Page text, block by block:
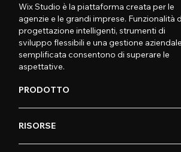
Wix Studio è la piattaforma creata per le
agenzie e le grandi imprese. Funzionalità
progettazione intelligenti, strumenti di
sviluppo flessibili e una gestione aziendale
semplificata consentono di superare le
aspettative.
PRODOTTO
RISORSE